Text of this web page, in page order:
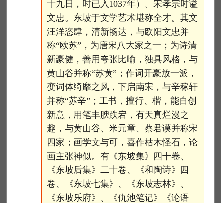
十九日，时已入1037年）。宋孝宗时谥
文忠。东坡于文学艺术堪称全才。其文
汪洋恣肆，清新畅达，与欧阳文忠并
称“欧苏”，为唐宋八大家之一；为诗清
新豪健，善用夸张比喻，独具风格，与
黄山谷并称“苏黄”；作词开豪放一派，
变词体绮靡之风，下启南宋，与辛稼轩
并称“苏辛”；工书，擅行、楷，能自创
新意，用笔丰腴跌宕，有天真烂漫之
趣，与黄山谷、米元章、蔡君谟并称宋
四家；画学文与可，喜作枯木怪石，论
画主张神似。有《东坡集》四十卷、
《东坡后集》二十卷、《和陶诗》四
卷、《东坡七集》、《东坡志林》、
《东坡乐府》、《仇池笔记》《论语